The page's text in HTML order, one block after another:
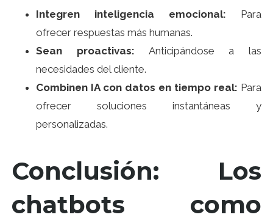
Integren inteligencia emocional: Para
ofrecer respuestas más humanas.
Sean proactivas: Anticipándose a las
necesidades del cliente.
Combinen IA con datos en tiempo real: Para
ofrecer soluciones instantáneas y
personalizadas.
Conclusión: Los
chatbots como